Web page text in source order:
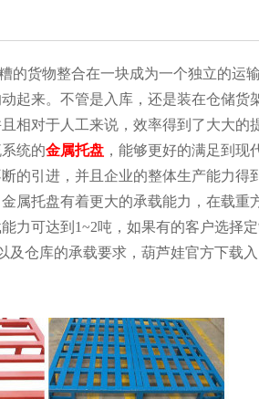
货物整合在一块成为一个独立的运输单
。不管是入库，还是装在仓储货架
相对于人工来说，效率得到了大大
统的金属托盘 ，能够更好的满足到现
引进，并且企业的整体生产能力得
托盘有着更大的承载能力，在载重
力可达到1~2吨，如果有的客户选择
仓库的承载要求，葫芦娃官方下载